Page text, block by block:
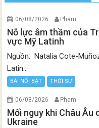
06/08/2026 Pham
Nỗ lực âm thầm của
vực Mỹ Latinh
Nguồn: Natalia Cote-
Latin...
BÀI NỔI BẬT THỜI SỰ
06/08/2026 Pham
Mối nguy khi Châu
Ukraine